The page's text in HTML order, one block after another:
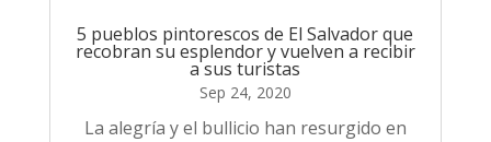
5 pueblos pintorescos de El Salvador que
recobran su esplendor y vuelven a recibir
a sus turistas
Sep 24, 2020
La alegría y el bullicio han resurgido en